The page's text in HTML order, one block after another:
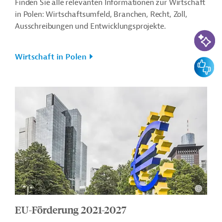
Finden Sie alle relevanten Informationen zur Wirtschaft
in Polen: Wirtschaftsumfeld, Branchen, Recht, Zoll,
Ausschreibungen und Entwicklungsprojekte.
Wirtschaft in Polen
EU-Förderung 2021-2027
KI-